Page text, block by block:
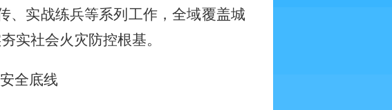
实战练兵等系列工作，全域覆盖城
实社会火灾防控根基。
全底线